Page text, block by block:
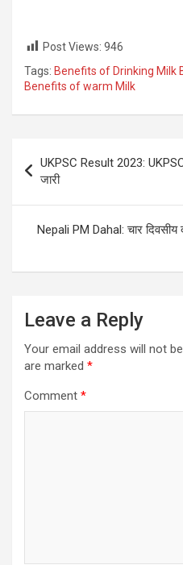
Post Views: 946
Tags: Benefits of Drinking Milk
Benefits of warm Milk
navigation
UKPSC Result 2023:
जारी
Nepali PM Dahal: चार दिवसीय
Leave a Reply
Your email address will not
are marked *
Comment *